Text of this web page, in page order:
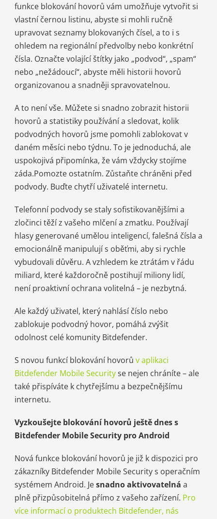
funkce blokování hovorů vám umožňuje vytvořit si
vlastní černou listinu, abyste si mohli ručně
upravovat seznamy blokovaných čísel, a to i s
ohledem na regionální předvolby nebo konkrétní
čísla. Označte volající štítky jako „podvod“, „spam“
nebo „nežádoucí“, abyste měli historii hovorů
organizovanou a snadněji spravovatelnou.
A to není vše. Můžete si snadno zobrazit historii
hovorů a statistiky používání a sledovat, kolik
podvodných hovorů jsme pomohli zablokovat v
daném měsíci nebo týdnu. To je jednoduchá, ale
uspokojivá připomínka, že vám vždycky stojíme
záda.Pomozte ostatním. Zůstaňte chráněni před
podvody. Buďte chytří uživatelé internetu.
Telefonní podvody se staly sofistikovanějšími a
zločinci těží z vašeho mlčení a zmatku. Používají
hlasy generované umělou inteligencí, falešná čísla a
emocionálně manipulují s oběťmi, aby si rychle
vybudovali důvěru. A vzhledem ke ztrátám v řádu
miliard, které každoročně postihují miliony lidí,
není proaktivní ochrana volitelná – je nezbytná.
Ale každý uživatel, který nahlásí číslo nebo
zablokuje podvodný hovor, pomáhá zvýšit
odolnost celé komunity Bitdefender.
S novou funkcí blokování hovorů v aplikaci
Bitdefender Mobile Securityse nejen chráníte – ale
také přispíváte k chytřejšímu a bezpečnějšímu
internetu.
Vyzkoušejte blokování hovorů ještě dnes s
Bitdefender Mobile Security pro Android
Nová funkce blokování hovorů je již k dispozici pro
zákazníky Bitdefender Mobile Security s operačním
systémem Android. Jesnadno aktivovatelná a
plně přizpůsobitelná přímo z vašeho zařízení. Pro
více informací o produktech Bitdefender, nás